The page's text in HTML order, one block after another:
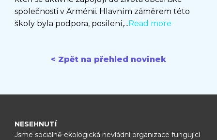
společnosti v Arménii. Hlavním záměrem této
školy byla podpora, posílení,...Read more
< Zpět na přehled novinek
NESEHNUTÍ
Jsme sociálně-ekologická nevládní organizace fungující